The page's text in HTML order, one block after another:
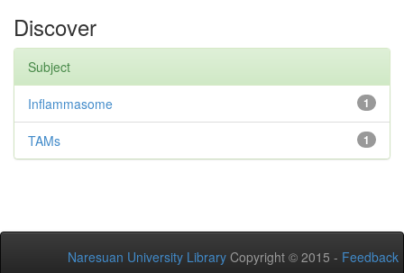
Discover
Subject
1
Inflammasome
1
TAMs
Naresuan University Library Copyright © 2015 - Feedback